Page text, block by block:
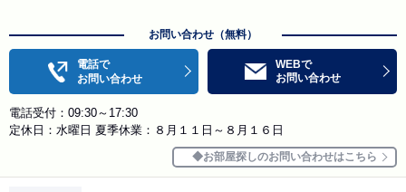
お問い合わせ（無料）
電話で
お問い合わせ
WEBで
お問い合わせ
電話受付：09:30～17:30
定休日：水曜日 夏季休業：８月１１日～８月１６日
お部屋探しのお問い合わせはこちら